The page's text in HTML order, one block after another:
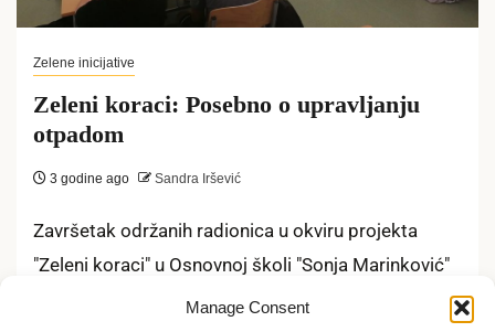
Manage Consent
Zelene inicijative
Zeleni koraci: Posebno o upravljanju
otpadom
3 godine ago Sandra Iršević
Završetak održanih radionica u okviru projekta
"Zeleni koraci" u Osnovnoj školi "Sonja Marinković"
obeležen je angažovanošću učenika . Kao i...